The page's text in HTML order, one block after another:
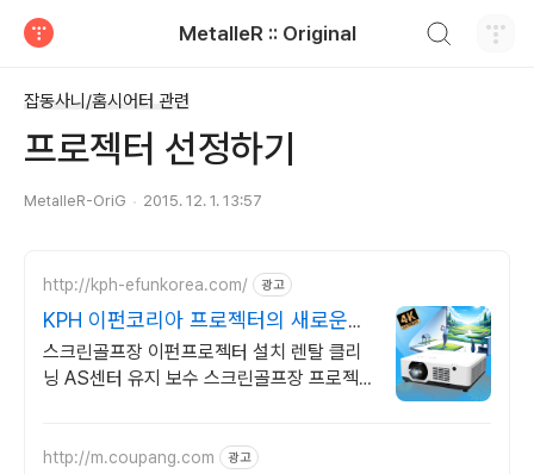
MetalleR :: Original
잡동사니/홈시어터 관련
프로젝터 선정하기
MetalleR-OriG 2015. 12. 1. 13:57
http://kph-efunkorea.com/ 광고
KPH 이펀코리아 프로젝터의 새로운
선택
스크린골프장 이펀프로젝터 설치 렌탈 클리
닝 AS센터 유지 보수 스크린골프장 프로젝
http://m.coupang.com 광고